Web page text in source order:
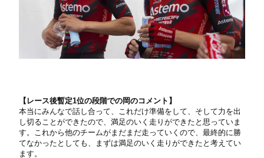
【 レース後暫定1位の段階での岡のコメント】
本当にみんなで話し合って、これだけ準備をして、そして力を出
し切ることができたので、満足のいく走りができたと思っていま
す。これから他のチームがまだまだ走っていくので、最終的に勝
てなかったとしても、まずは満足のいく走りができたと考えてい
ます。